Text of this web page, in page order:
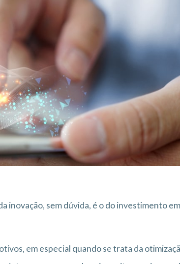
inovação, sem dúvida, é o do investimento
em especial quando se trata da